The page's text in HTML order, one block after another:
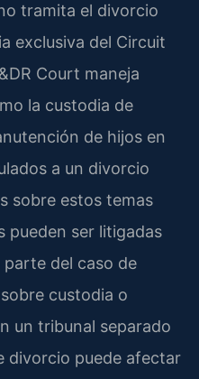
tramita el divorcio
exclusiva del Circuit
Court maneja
la custodia de
de hijos en
a un divorcio
sobre estos temas
pueden ser litigadas
del caso de
custodia o
un tribunal separado
divorcio puede afectar